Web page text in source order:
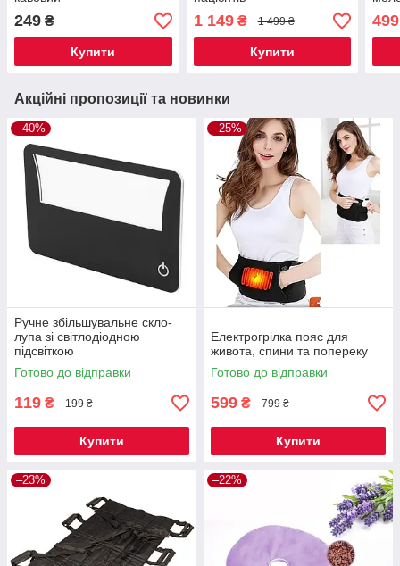
249 ₴
Купити
1 149₴ 1 499 ₴
Купити
499
Акційні пропозиції та новинки
–40%
Ручне збільшувальне скло-
лупа зі світлодіодною
підсвіткою
Готово до відправки
119 ₴ 199 ₴
Купити
–25%
Електрогрілка пояс для
живота, спини та попереку
Готово до відправки
599 ₴ 799 ₴
Купити
–23% –22%